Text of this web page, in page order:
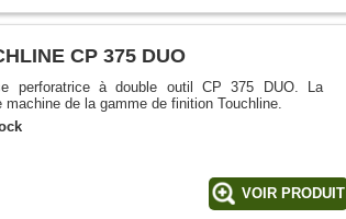
CP 375 DUO
perforatrice à double outil CP 375 DUO. La
machine de la gamme de finition Touchline.
VOIR PRODUIT